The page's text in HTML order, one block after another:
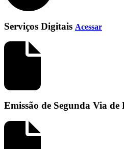
Serviços Digitais Acessar
Emissão de Segunda Via de